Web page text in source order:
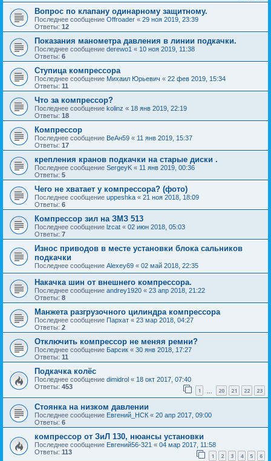
Вопрос по клапану одинарному защитному.
Последнее сообщение Offroader « 29 ноя 2019, 23:39
Ответы: 12
Показания манометра давления в линии подкачки.
Последнее сообщение derewo1 « 10 ноя 2019, 11:38
Ответы: 6
Ступица компрессора
Последнее сообщение Михаил Юрьевич « 22 фев 2019, 15:34
Ответы: 11
Что за компрессор?
Последнее сообщение kolinz « 18 янв 2019, 22:19
Ответы: 18
Компрессор
Последнее сообщение ВеАн59 « 11 янв 2019, 15:37
Ответы: 17
крепления кранов подкачки на старые диски .
Последнее сообщение SergeyK « 11 янв 2019, 00:36
Ответы: 5
Чего не хватает у компрессора? (фото)
Последнее сообщение uppeshka « 21 ноя 2018, 18:09
Ответы: 6
Компрессор зил на ЗМЗ 513
Последнее сообщение lzcat « 02 июн 2018, 05:03
Ответы: 7
Износ приводов в месте установки блока сальников
подкачки
Последнее сообщение Alexey69 « 02 май 2018, 22:35
Накачка шин от внешнего компрессора.
Последнее сообщение andrey1920 « 23 апр 2018, 21:22
Ответы: 8
Манжета разгрузочного цилиндра компрессора
Последнее сообщение Пархат « 23 мар 2018, 04:27
Ответы: 2
Отключить компрессор не меняя ремни?
Последнее сообщение Барсик « 30 янв 2018, 17:27
Ответы: 11
Подкачка колёс
Последнее сообщение dimidrol « 18 окт 2017, 07:40
Ответы: 453 1 20 21 22 23
Стоянка на низком давлении
Последнее сообщение Евгений_НСК « 20 апр 2017, 09:00
Ответы: 6
компрессор от ЗиЛ 130, нюансы установки
Последнее сообщение Евгений56-321 « 04 мар 2017, 11:58
Ответы: 113 1 2 3 4 5 6